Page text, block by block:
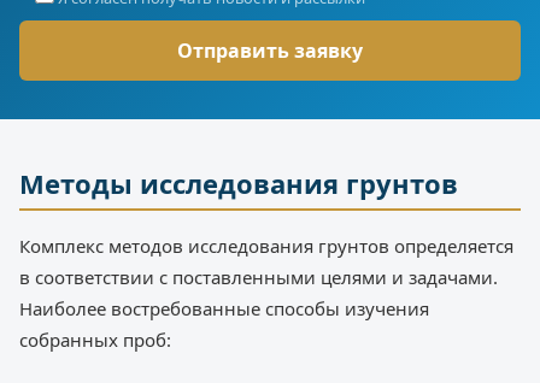
Методы исследования грунтов
Комплекс методов исследования грунтов определяется
в соответствии с поставленными целями и задачами.
Наиболее востребованные способы изучения
собранных проб: